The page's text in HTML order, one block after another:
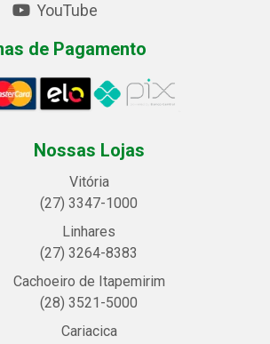
YouTube
de Pagamento
Nossas Lojas
Vitória
(27) 3347-1000
Linhares
(27) 3264-8383
Cachoeiro de Itapemirim
(28) 3521-5000
Cariacica